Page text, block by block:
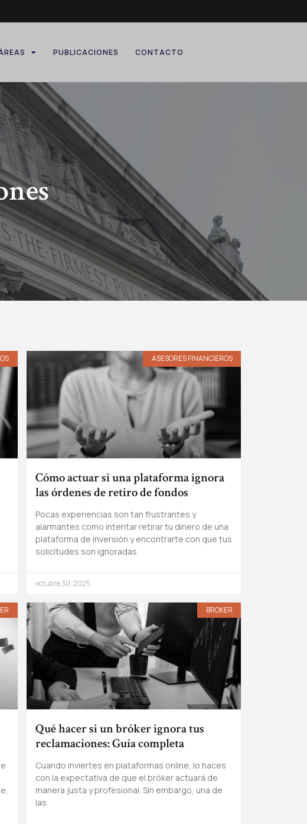
PUBLICACIONES CONTACTO
ASESORES FINANCIEROS
Cómo actuar si una plataforma ignora
las órdenes de retiro de fondos
Pocas experiencias son tan frustrantes y
alarmantes como intentar retirar tu dinero de una
plataforma de inversión y encontrarte con que tus
solicitudes son ignoradas
octubre 30, 2025
BROKER
Qué hacer si un bróker ignora tus
reclamaciones: Guía completa
Cuando inviertes en plataformas online, lo haces
con la expectativa de que el bróker actuará de
manera justa y profesional. Sin embargo, una de
las